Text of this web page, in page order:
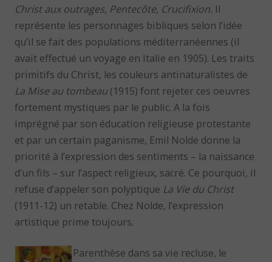
Christ aux outrages, Pentecôte, Crucifixion. Il
représente les personnages bibliques selon l’idée
qu’il se fait des populations méditerranéennes (il
avait effectué un voyage en Italie en 1905). Les traits
primitifs du Christ, les couleurs antinaturalistes de
La Mise au tombeau (1915) font rejeter ces oeuvres
fortement mystiques par le public. A la fois
imprégné par son éducation religieuse protestante
et par un certain paganisme, Emil Nolde donne la
priorité à l’expression des sentiments – la naissance
d’un fils – sur l’aspect religieux, sacré. Ce pourquoi, il
refuse d’appeler son polyptique La Vie du Christ
(1911-12) un retable. Chez Nolde, l’expression
artistique prime toujours.
Parenthèse dans sa vie recluse, le